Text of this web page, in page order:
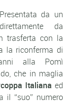
da un
da
trasferta con la
la riconferma di
alla Pomì
che in maglia
Italiana ed
il “suo” numero